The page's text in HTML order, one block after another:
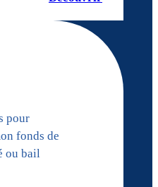
pour
fonds de
ou bail